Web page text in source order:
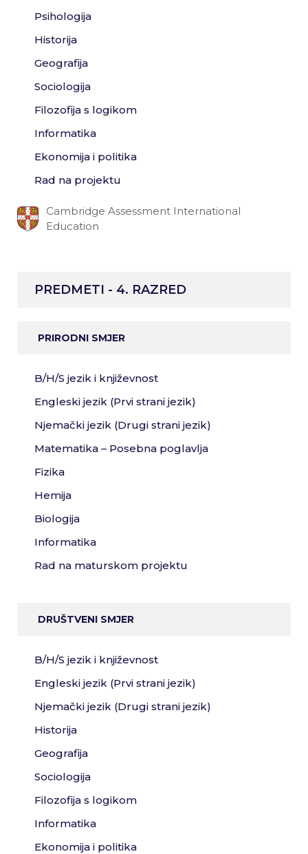
Psihologija
Historija
Geografija
Sociologija
Filozofija s logikom
Informatika
Ekonomija i politika
Rad na projektu
Cambridge Assessment International
Education
PREDMETI - 4. RAZRED
PRIRODNI SMJER
B/H/S jezik i književnost
Engleski jezik (Prvi strani jezik)
Njemački jezik (Drugi strani jezik)
Matematika – Posebna poglavlja
Fizika
Hemija
Biologija
Informatika
Rad na maturskom projektu
DRUŠTVENI SMJER
B/H/S jezik i književnost
Engleski jezik (Prvi strani jezik)
Njemački jezik (Drugi strani jezik)
Historija
Geografija
Sociologija
Filozofija s logikom
Informatika
Ekonomija i politika